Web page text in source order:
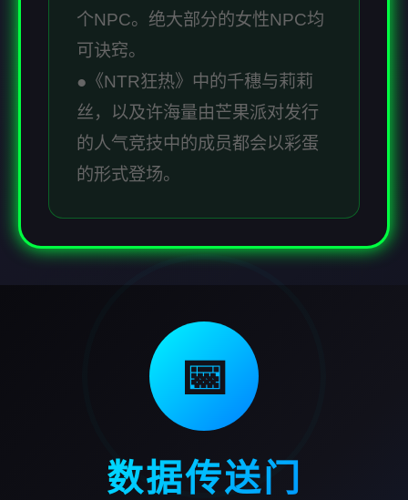
个NPC。绝大部分的女性NPC均
可诀窍。
●《NTR狂热》中的千穗与莉莉
丝，以及许海量由芒果派对发行
的人气竞技中的成员都会以彩蛋
的形式登场。
📅
数据传送门